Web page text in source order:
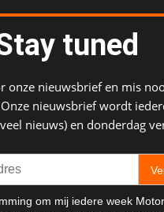
tuned
onze nieuwsbrief en mis
nieuwsbrief wordt
nieuws) en donderdag
om mij iedere week